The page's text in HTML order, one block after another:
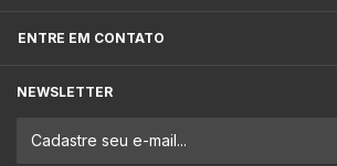
ENTRE EM CONTATO
NEWSLETTER